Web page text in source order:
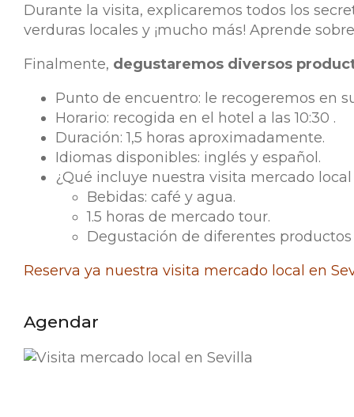
Durante la visita, explicaremos todos los
verduras locales y ¡mucho más! Aprende
Finalmente, degustaremos diversos
Punto de encuentro: le recogeremos en
Horario: recogida en el hotel a las 10:30 .
Duración: 1,5 horas aproximadamente.
Idiomas disponibles: inglés y español.
¿Qué incluye nuestra visita mercado local
Bebidas: café y agua.
1.5 horas de mercado tour.
Degustación de diferentes
Reserva ya nuestra visita mercado local en
Agendar